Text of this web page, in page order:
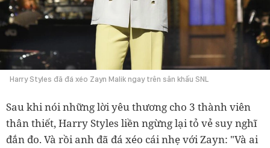
Harry Styles đã đá xéo Zayn Malik ngay trên sân khấu SNL
Sau khi nói những lời yêu thương cho 3 thành viên
thân thiết, Harry Styles liền ngừng lại tỏ vẻ suy nghĩ
đắn đo. Và rồi anh đã đá xéo cái nhẹ với Zayn: "Và ai